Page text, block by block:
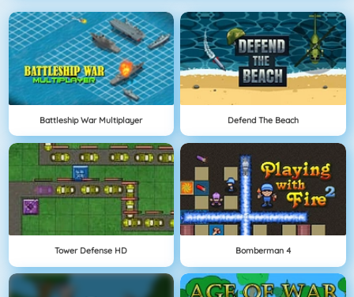
Battleship War Multiplayer Defend The Beach
Tower Defense HD Bomberman 4